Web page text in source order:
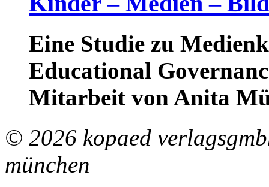
Eine Studie zu
Educational
Mitarbeit von Anita
© 2026 kopaed
münchen